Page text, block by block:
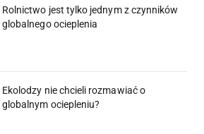
Rolnictwo jest tylko jednym z czynników
globalnego ocieplenia
Ekolodzy nie chcieli rozmawiać o
globalnym ociepleniu?